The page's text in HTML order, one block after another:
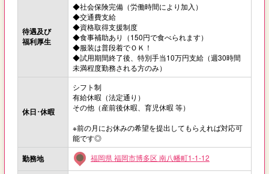
待遇及び
福利厚生
◆社会保険完備（労働時間により加入）
◆交通費支給
◆資格取得支援制度
◆食事補助あり（150円で食べられます）
◆服装は普段着でＯＫ！
◆試用期間終了後、特別手当10万円支給（週30時間
未満程度勤務される方のみ）
休日･休暇
シフト制
有給休暇（法定通り）
その他（産前後休暇、育児休暇 等）
※前の月にお休みの希望を提出してもらえれば対応可
能です◎
勤務地 福岡県 福岡市博多区 南八幡町1-1-12